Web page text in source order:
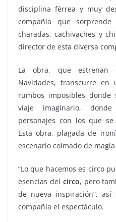
disciplina férrea y muy
compañía que
charadas, cachivaches y
director de esta diversa
La obra, que
Navidades, transcurre
rumbos imposibles
viaje imaginario,
personajes con los que
Esta obra, plagada de
escenario colmado de
“Lo que hacemos es circo
esencias del circo, pero
de nueva inspiración”,
compañía el espectáculo.